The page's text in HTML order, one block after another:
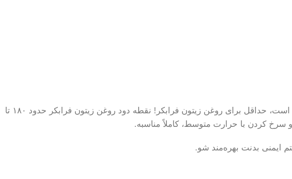
شاید شنیده باشی که روغن زیتون برای پخت و پز مناسب نیست چون نقطه دود پایینی داره. اما این یک افسانه است، حداقل برای روغن زیتون فرابکر! نقطه دود روغن زیتون فرابکر حدود ۱۸۰ تا
ایمنی بدنت بهره‌مند شو.